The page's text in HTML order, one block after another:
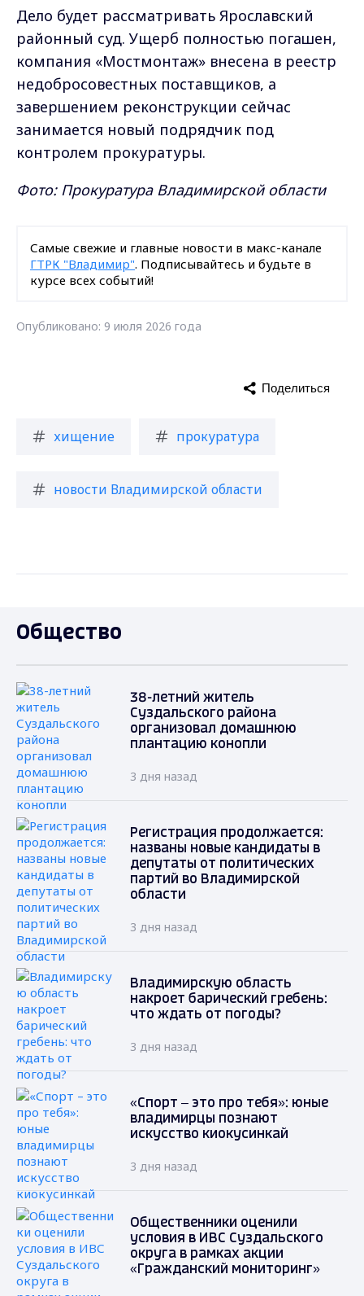
Дело будет рассматривать Ярославский
районный суд. Ущерб полностью погашен,
компания «Мостмонтаж» внесена в реестр
недобросовестных поставщиков, а
завершением реконструкции сейчас
занимается новый подрядчик под
контролем прокуратуры.
Фото: Прокуратура Владимирской области
Самые свежие и главные новости в макс-канале
ГТРК "Владимир". Подписывайтесь и будьте в
курсе всех событий!
Опубликовано: 9 июля 2026 года
хищение прокуратура
новости Владимирской области
Поделиться
Общество
38-летний житель
Суздальского района
организовал домашнюю
плантацию конопли
3 дня назад
Регистрация продолжается:
названы новые кандидаты в
депутаты от политических
партий во Владимирской
области
3 дня назад
Владимирскую область
накроет барический гребень:
что ждать от погоды?
3 дня назад
«Спорт – это про тебя»: юные
владимирцы познают
искусство киокусинкай
3 дня назад
Общественники оценили
условия в ИВС Суздальского
округа в рамках акции
«Гражданский мониторинг»